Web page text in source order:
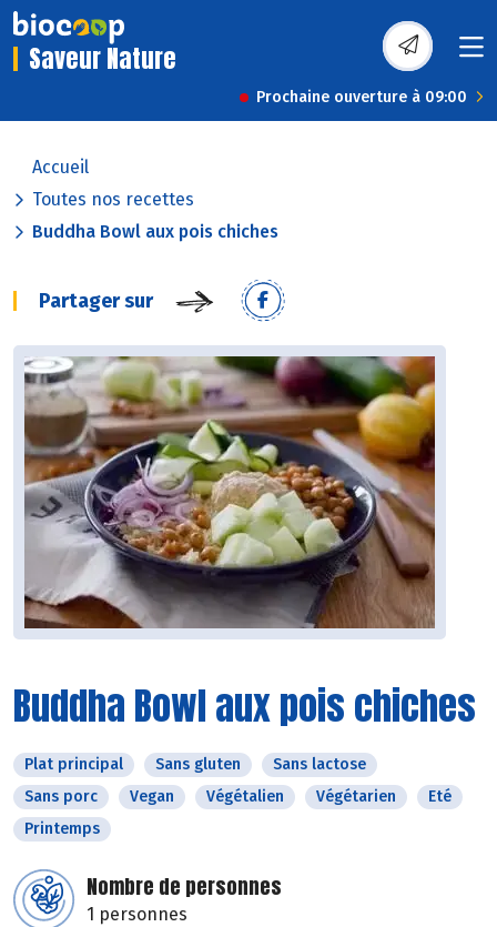
Saveur Nature
Prochaine ouverture à 09:00
Accueil
Toutes nos recettes
Buddha Bowl aux pois chiches
Partager sur
Buddha Bowl aux pois chiches
Plat principal Sans gluten
Sans lactose
Sans porc
Vegan Végétalien Végétarien
Eté
Printemps
Nombre de personnes
1 personnes